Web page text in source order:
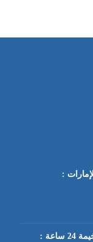
:
كهربائي منازل في رأس الخيمة 24 ساعة :